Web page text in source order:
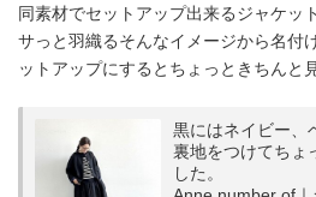
同素材でセットアップ出来るジャケッ
サっと羽織るそんなイメージから名付
ットアップにするとちょっときちんと
黒にはネイビー、
裏地をつけてちょ
した。